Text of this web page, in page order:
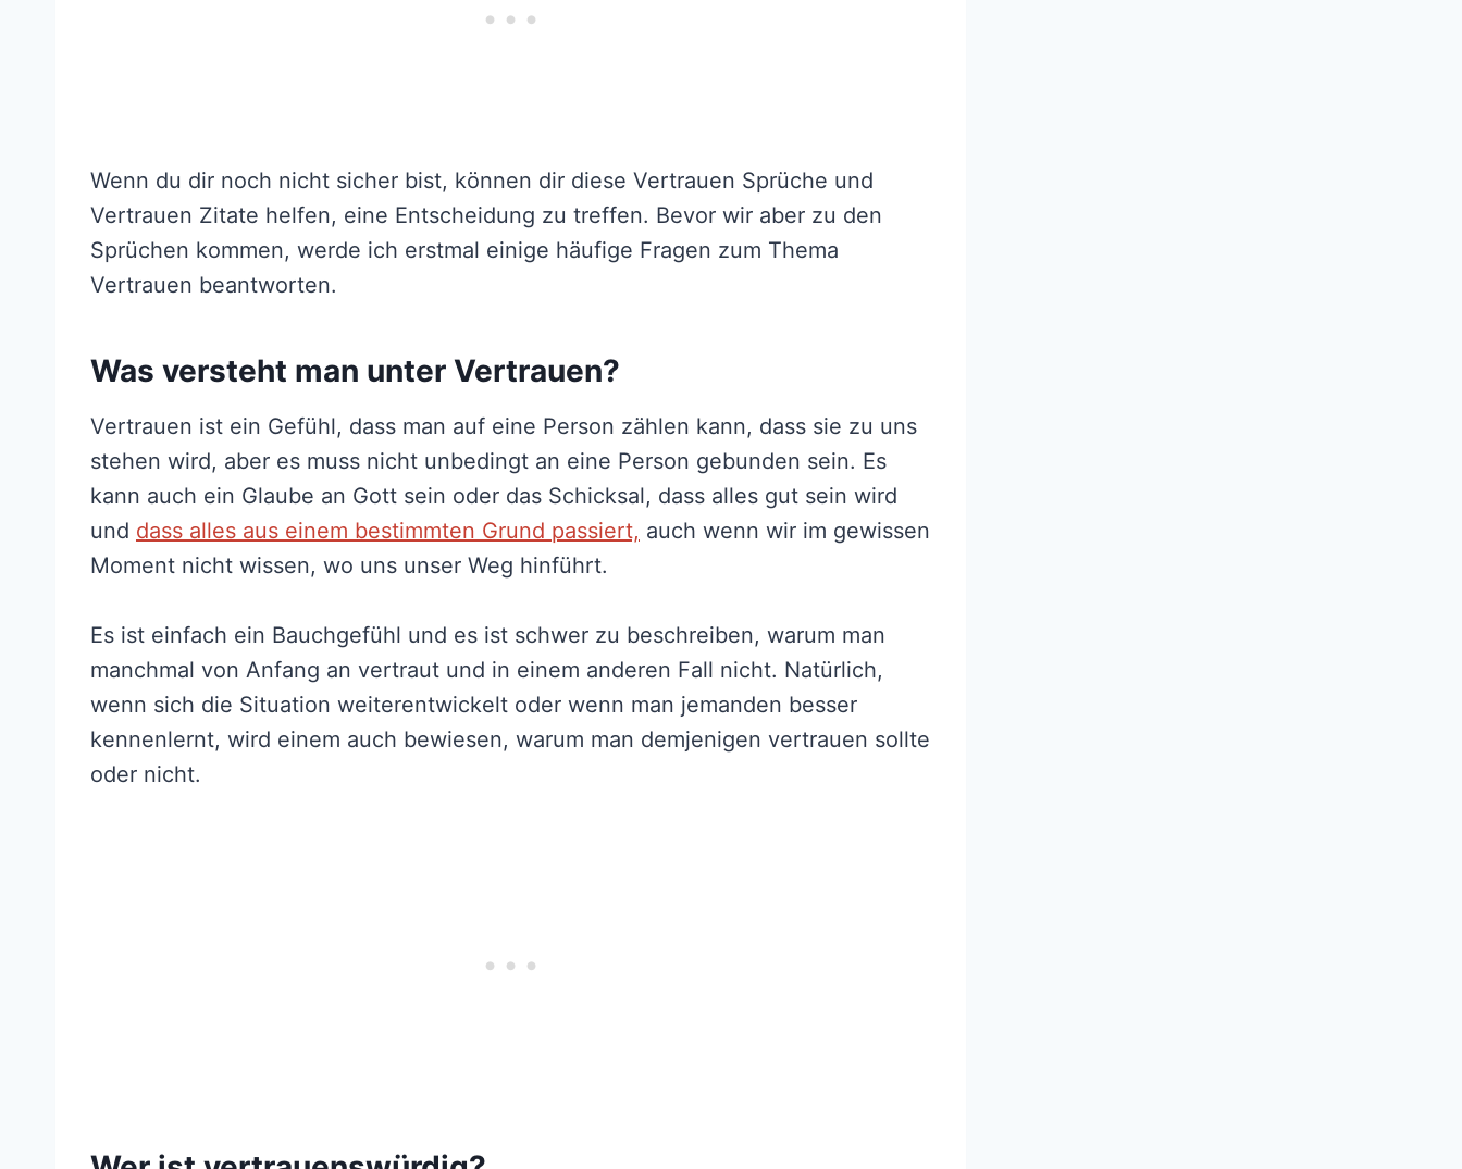
Wenn du dir noch nicht sicher bist, können dir diese Vertrauen Sprüche und
Vertrauen Zitate helfen, eine Entscheidung zu treffen. Bevor wir aber zu den
Sprüchen kommen, werde ich erstmal einige häufige Fragen zum Thema
Vertrauen beantworten.
Was versteht man unter Vertrauen?
Vertrauen ist ein Gefühl, dass man auf eine Person zählen kann, dass sie zu uns
stehen wird, aber es muss nicht unbedingt an eine Person gebunden sein. Es
kann auch ein Glaube an Gott sein oder das Schicksal, dass alles gut sein wird
und dass alles aus einem bestimmten Grund passiert, auch wenn wir im gewissen
Moment nicht wissen, wo uns unser Weg hinführt.
Es ist einfach ein Bauchgefühl und es ist schwer zu beschreiben, warum man
manchmal von Anfang an vertraut und in einem anderen Fall nicht. Natürlich,
wenn sich die Situation weiterentwickelt oder wenn man jemanden besser
kennenlernt, wird einem auch bewiesen, warum man demjenigen vertrauen sollte
oder nicht.